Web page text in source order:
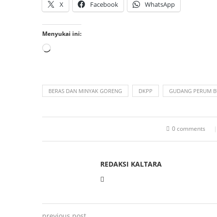
X Facebook WhatsApp
Menyukai ini:
BERAS DAN MINYAK GORENG DKPP GUDANG PERUM
0 comments
REDAKSI KALTARA